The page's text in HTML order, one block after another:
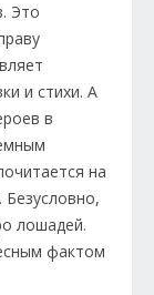
Это
и стихи. А
в
на
лошадей.
фактом